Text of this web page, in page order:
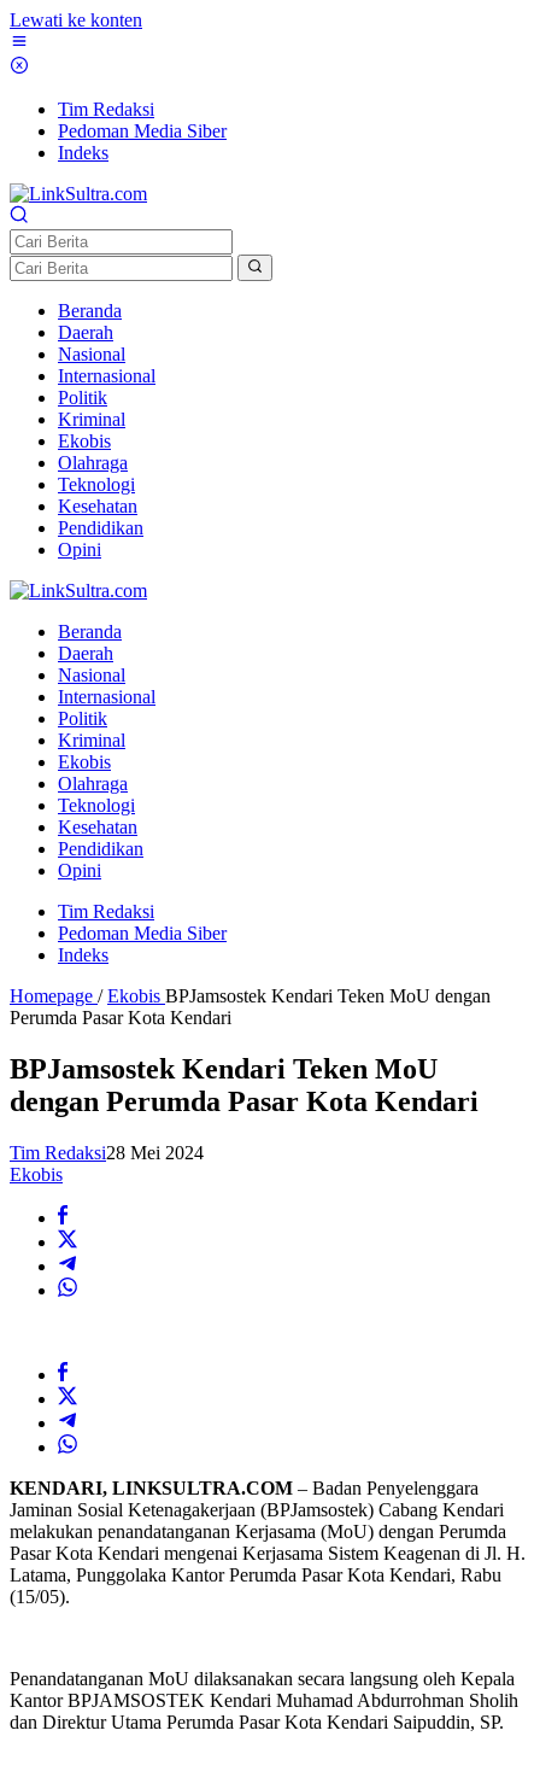
Lewati ke konten
Tim Redaksi
Pedoman Media Siber
Indeks
Beranda
Daerah
Nasional
Internasional
Politik
Kriminal
Ekobis
Olahraga
Teknologi
Kesehatan
Pendidikan
Opini
Beranda
Daerah
Nasional
Internasional
Politik
Kriminal
Ekobis
Olahraga
Teknologi
Kesehatan
Pendidikan
Opini
Tim Redaksi
Pedoman Media Siber
Indeks
Homepage / Ekobis BPJamsostek Kendari Teken MoU dengan
Perumda Pasar Kota Kendari
BPJamsostek Kendari Teken MoU
dengan Perumda Pasar Kota Kendari
Tim Redaksi28 Mei 2024
Ekobis
KENDARI, LINKSULTRA.COM – Badan Penyelenggara
Jaminan Sosial Ketenagakerjaan (BPJamsostek) Cabang Kendari
melakukan penandatanganan Kerjasama (MoU) dengan Perumda
Pasar Kota Kendari mengenai Kerjasama Sistem Keagenan di Jl. H.
Latama, Punggolaka Kantor Perumda Pasar Kota Kendari, Rabu
(15/05).
Penandatanganan MoU dilaksanakan secara langsung oleh Kepala
Kantor BPJAMSOSTEK Kendari Muhamad Abdurrohman Sholih
dan Direktur Utama Perumda Pasar Kota Kendari Saipuddin, SP.